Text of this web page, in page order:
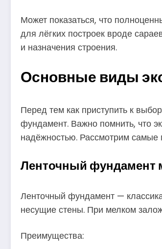
Может показаться, что
для лёгких построек вроде
и назначения строения.
Основные виды
Перед тем как приступить к
фундамент. Важно помнить, что
надёжностью. Рассмотрим
Ленточный фундамент
Ленточный фундамент —
несущие стены. При мелком
Преимущества: